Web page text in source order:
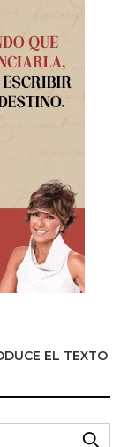
EL TEXTO